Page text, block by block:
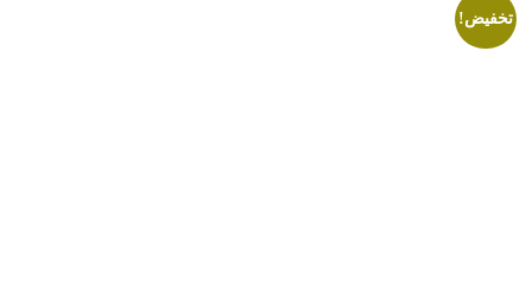
تخفيض!